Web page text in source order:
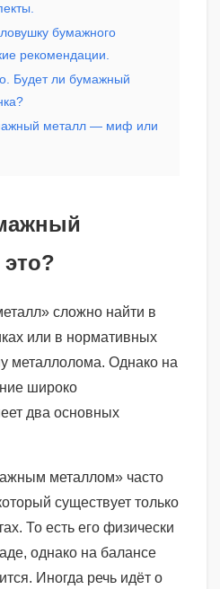
бумажного
рекомендации.
Будет ли бумажный
металл — миф или
сложно найти в
или в нормативных
металлолома. Однако на
широко
два основных
металлом» часто
существует только
То есть его физически
однако на балансе
Иногда речь идёт о